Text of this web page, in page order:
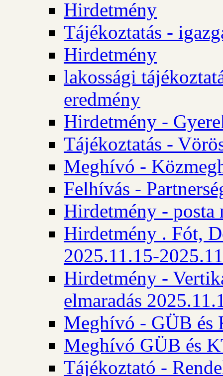
Hirdetmény
Tájékoztatás -
Hirdetmény
lakossági
eredmény
Hirdetmény -
Tájékoztatás -
Meghívó -
Felhívás -
Hirdetmény - posta
Hirdetmény . Fót,
2025.11.15-
Hirdetmény -
elmaradás
Meghívó - GÜB és
Meghívó GÜB és
Tájékoztató -